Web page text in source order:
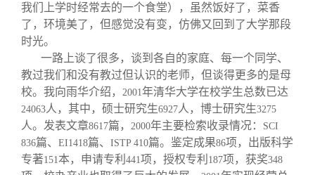
我们上学时经常去的一个食堂），虽然饭好了，菜香
了，环境美了，但感觉没有变，仿佛又回到了大学那段
时光。
一路上谈了很多，谈到各自的家庭、每一个同学、
教过我们和没有教过但认识的老师，但谈得更多的是母
校。我向雨华介绍，
2001年清华大学在校学生总数已达
24063人，其中，硕士研究生6927人，博士研究生3275
人。发表文章8617篇， 2000年主要检索收录情况：
SCI
836篇、 EI1418篇、 ISTP 410篇。鉴定成果86项，出版科学
专著151本，申请专利 441项，授权专利 187项，获奖348